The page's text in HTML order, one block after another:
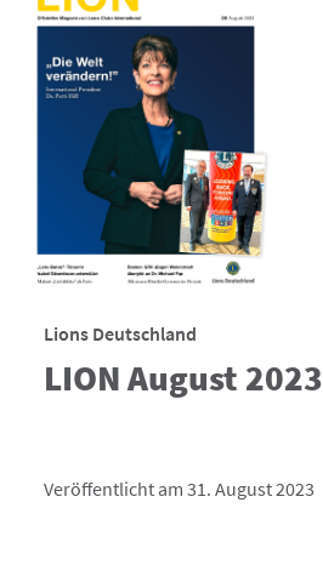
Lions Deutschland
LION August 2023
Veröffentlicht am 31. August 2023